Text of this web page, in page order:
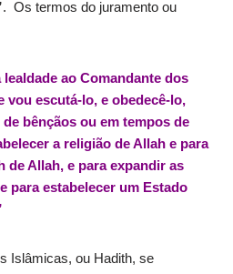
. Os termos do juramento ou
ao Comandante dos
vou escutá-lo, e obedecê-lo,
bênçãos ou em tempos de
a religião de Allah e para
de Allah, e para expandir as
para estabelecer um Estado
Islâmicas, ou Hadith, se